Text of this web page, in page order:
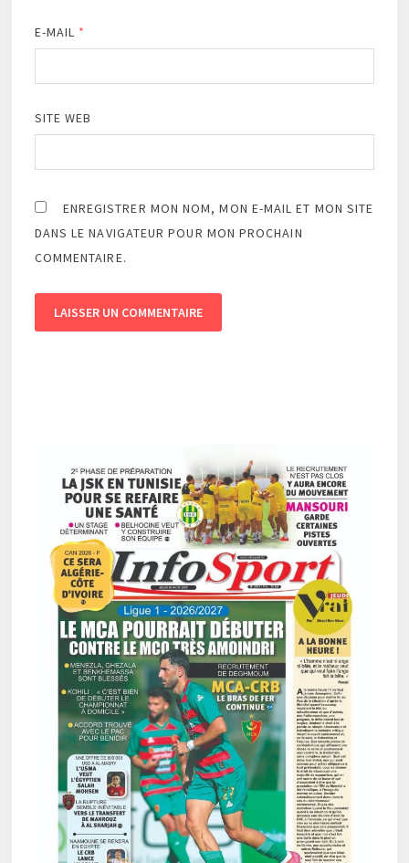
E-MAIL *
SITE WEB
ENREGISTRER MON NOM, MON E-MAIL ET MON SITE
DANS LE NAVIGATEUR POUR MON PROCHAIN
COMMENTAIRE.